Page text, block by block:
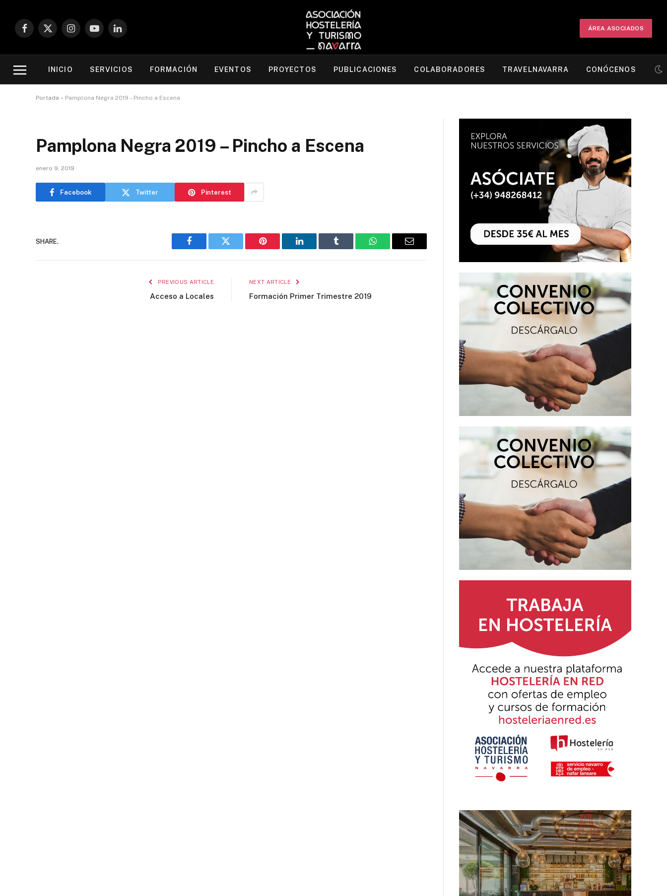
Facebook
X
InstagramYouTubeLinkedIn
ÁREA ASOCIADOS
INICIO SERVICIOS FORMACIÓN EVENTOS PROYECTOS PUBLICACIONES COLABORADORES TRAVELNAVARRA CONÓCENOS
Portada » Pamplona Negra 2019 – Pincho a Escena
Pamplona Negra 2019 – Pincho a Escena
enero 9, 2019
Facebook Twitter Pinterest
SHARE.
Facebook Twitter Pinterest LinkedIn Tumblr WhatsAppEmail
PREVIOUS ARTICLE
Acceso a Locales
NEXT ARTICLE
Formación Primer Trimestre 2019